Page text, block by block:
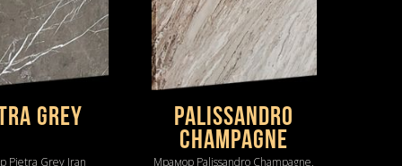
Grey
Pietra Grey Iran
Palissandro
Champagne
Мрамор Palissandro Champagne,